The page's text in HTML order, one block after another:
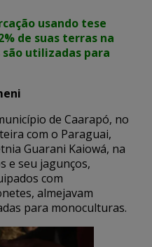
usando tese
de suas terras na
utilizadas para
de Caarapó, no
com o Paraguai,
Guarani Kaiowá, na
e seu jagunços,
com
almejavam
para monoculturas.